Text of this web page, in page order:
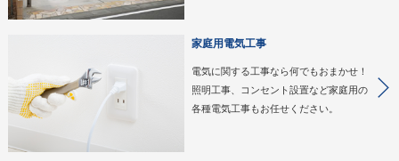
家庭用電気工事
電気に関する工事なら何でもおまかせ！
照明工事、コンセント設置など家庭用の
各種電気工事もお任せください。